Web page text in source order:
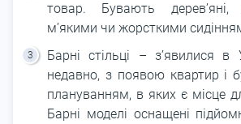
товар. Бувають дерев’яні,
м’якими чи жорсткими
Барні стільці – з’явилися в
недавно, з появою квартир і
плануванням, в яких є місце
Барні моделі оснащені